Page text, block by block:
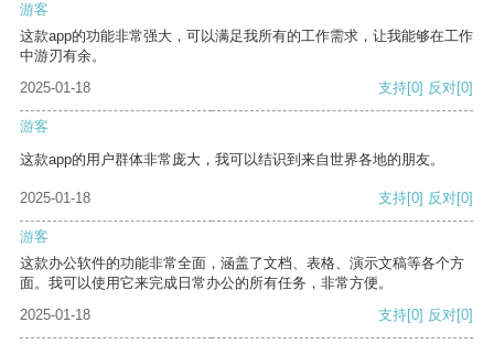
游客
这款app的功能非常强大，可以满足我所有的工作需求，让我能够在工作
中游刃有余。
2025-01-18
支持[0] 反对[0]
游客
这款app的用户群体非常庞大，我可以结识到来自世界各地的朋友。
2025-01-18 支持[0] 反对[0]
游客
这款办公软件的功能非常全面，涵盖了文档、表格、演示文稿等各个方
面。我可以使用它来完成日常办公的所有任务，非常方便。
2025-01-18
支持[0] 反对[0]